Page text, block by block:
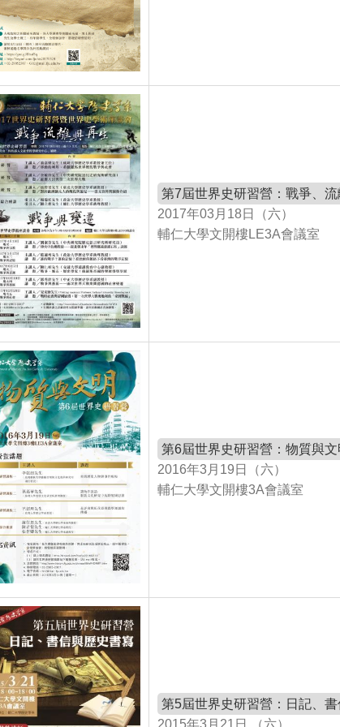
第7屆世界史研習營：戰爭、
2017年03月18日（六）
輔仁大學文開樓LE3A會議室
第6屆世界史研習營：物質與
2016年3月19日（六）
輔仁大學文開樓3A會議室
第5屆世界史研習營：日記、
2015年3月21日 （六）